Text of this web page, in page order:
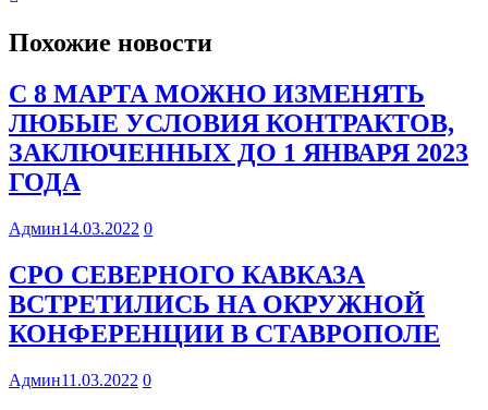
Похожие новости
С 8 МАРТА МОЖНО ИЗМЕНЯТЬ
ЛЮБЫЕ УСЛОВИЯ КОНТРАКТОВ,
ЗАКЛЮЧЕННЫХ ДО 1 ЯНВАРЯ 2023
ГОДА
Админ14.03.2022 0
СРО СЕВЕРНОГО КАВКАЗА
ВСТРЕТИЛИСЬ НА ОКРУЖНОЙ
КОНФЕРЕНЦИИ В СТАВРОПОЛЕ
Админ11.03.2022 0